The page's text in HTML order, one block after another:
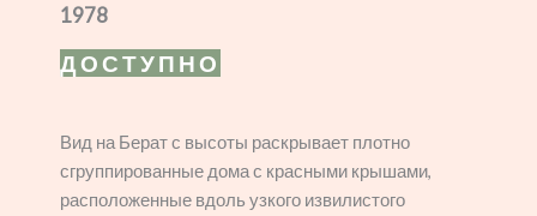
1978
ДОСТУПНО
Вид на Берат с высоты раскрывает плотно
сгруппированные дома с красными крышами,
расположенные вдоль узкого извилистого